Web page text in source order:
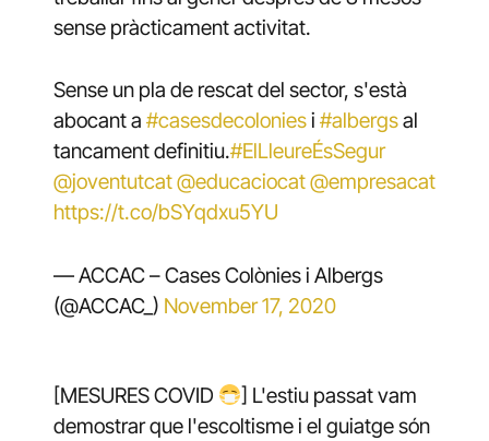
sense pràcticament activitat.
Sense un pla de rescat del sector, s'està
abocant a #casesdecoloniesi #albergsal
tancament definitiu.#ElLleureÉsSegur
@joventutcat@educaciocat@empresacat
https://t.co/bSYqdxu5YU
— ACCAC – Cases Colònies i Albergs
(@ACCAC_) November 17, 2020
[MESURES COVID
] L'estiu passat vam
demostrar que l'escoltisme i el guiatge són